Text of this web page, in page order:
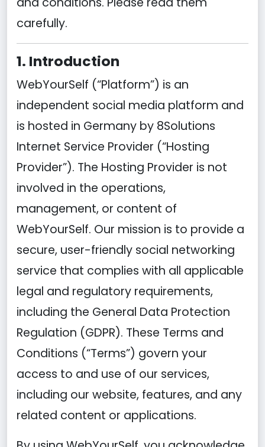
carefully.
1. Introduction
WebYourSelf (“Platform”) is an
independent social media platform and
is hosted in Germany by 8Solutions
Internet Service Provider (“Hosting
Provider”). The Hosting Provider is not
involved in the operations,
management, or content of
WebYourSelf. Our mission is to provide a
secure, user-friendly social networking
service that complies with all applicable
legal and regulatory requirements,
including the General Data Protection
Regulation (GDPR). These Terms and
Conditions (“Terms”) govern your
access to and use of our services,
including our website, features, and any
related content or applications.